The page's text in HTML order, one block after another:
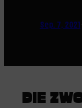
Sep. 7, 2021
DIE